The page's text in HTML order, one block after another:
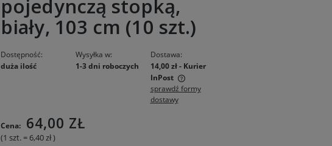
pojedynczą stopką,
biały, 103 cm (10 szt.)
Dostępność:
duża ilość
Wysyłka w:
1-3 dni roboczych
Dostawa:
14,00 zł - Kurier
InPost
kosztów płatności
sprawdź formy
dostawy
Cena: 64,00 ZŁ
(1szt.= 6,40 zł)